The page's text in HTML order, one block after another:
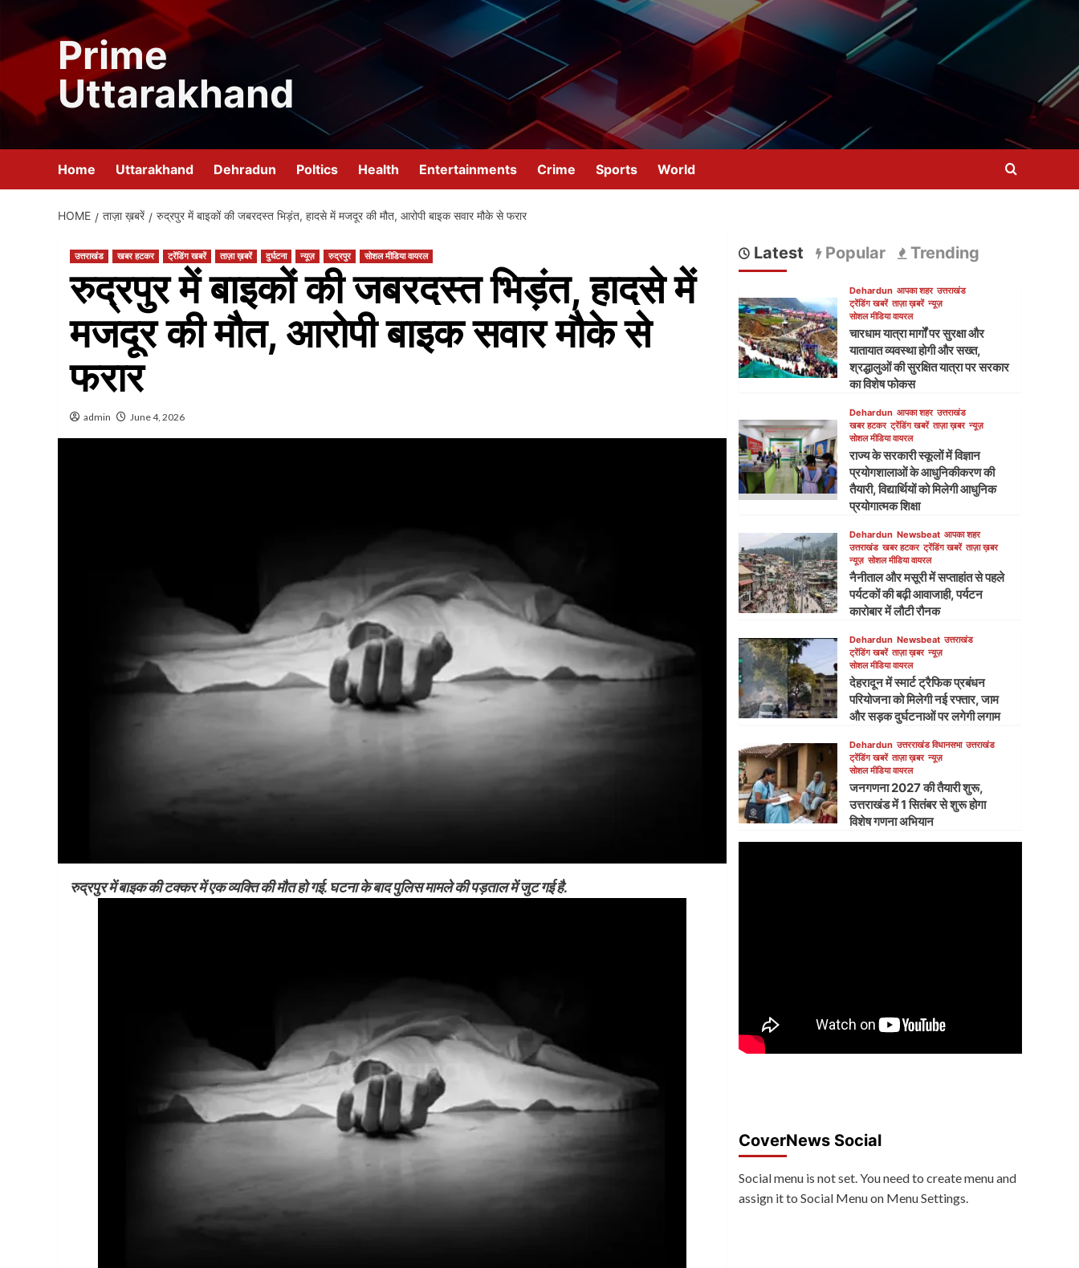
content
Prime
Uttarakhand
Home Uttarakhand Dehradun Poltics Health Entertainments Crime Sports World
HOME ताज़ा ख़बरें रुद्रपुर में बाइकों की जबरदस्त भिड़ंत, हादसे में मजदूर की मौत, आरोपी बाइक सवार मौके से फरार
उत्तराखंड खबर हटकर ट्रेंडिंग खबरें ताज़ा ख़बरें दुर्घटना न्यूज़ रुद्रपुर सोशल मीडिया वायरल
रुद्रपुर में बाइकों की जबरदस्त भिड़ंत, हादसे में
मजदूर की मौत, आरोपी बाइक सवार मौके से
फरार
admin June 4, 2026
रुद्रपुर में बाइक की टक्कर में एक व्यक्ति की मौत हो गई. घटना के बाद पुलिस मामले की पड़ताल में जुट गई है.
Latest Popular Trending
Dehardun आपका शहर उत्तराखंड
ट्रेंडिंग खबरें ताज़ा ख़बरें न्यूज़
सोशल मीडिया वायरल
चारधाम यात्रा मार्गों पर सुरक्षा और
यातायात व्यवस्था होगी और सख्त,
श्रद्धालुओं की सुरक्षित यात्रा पर सरकार
का विशेष फोकस
Dehardun आपका शहर उत्तराखंड
खबर हटकर ट्रेंडिंग खबरें ताज़ा ख़बर न्यूज़
सोशल मीडिया वायरल
राज्य के सरकारी स्कूलों में विज्ञान
प्रयोगशालाओं के आधुनिकीकरण की
तैयारी, विद्यार्थियों को मिलेगी आधुनिक
प्रयोगात्मक शिक्षा
Dehardun Newsbeat आपका शहर
उत्तराखंड खबर हटकर ट्रेंडिंग खबरें ताज़ा ख़बर
न्यूज़ सोशल मीडिया वायरल
नैनीताल और मसूरी में सप्ताहांत से पहले
पर्यटकों की बढ़ी आवाजाही, पर्यटन
कारोबार में लौटी रौनक
Dehardun Newsbeat उत्तराखंड
ट्रेंडिंग खबरें ताज़ा ख़बर न्यूज़
सोशल मीडिया वायरल
देहरादून में स्मार्ट ट्रैफिक प्रबंधन
परियोजना को मिलेगी नई रफ्तार, जाम
और सड़क दुर्घटनाओं पर लगेगी लगाम
Dehardun उत्तरराखंड विधानसभा उत्तराखंड
ट्रेंडिंग खबरें ताज़ा ख़बर न्यूज़
सोशल मीडिया वायरल
जनगणना 2027 की तैयारी शुरू,
उत्तराखंड में 1 सितंबर से शुरू होगा
विशेष गणना अभियान
CoverNews Social
Social menu is not set. You need to create menu and
assign it to Social Menu on Menu Settings.